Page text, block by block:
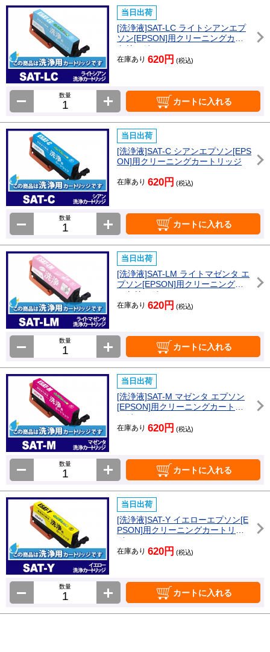
当日出荷
[洗浄液]SAT-LC ライトシアンエプ
ソン[EPSON]用クリーニングカー
トリッジ
在庫あり 620円 (税込)
数量
カートに入れる
当日出荷
[洗浄液]SAT-C シアンエプソン[EPS
ON]用クリーニングカートリッジ
在庫あり 620円 (税込)
数量
カートに入れる
当日出荷
[洗浄液]SAT-LM ライトマゼンタ エ
プソン[EPSON]用クリーニングカ
ートリッジ
在庫あり 620円 (税込)
数量
カートに入れる
当日出荷
[洗浄液]SAT-M マゼンタ エプソン
[EPSON]用クリーニングカートリ
ッジ
在庫あり 620円 (税込)
数量
カートに入れる
当日出荷
[洗浄液]SAT-Y イエローエプソン[E
PSON]用クリーニングカートリッ
ジ
在庫あり 620円 (税込)
数量
カートに入れる